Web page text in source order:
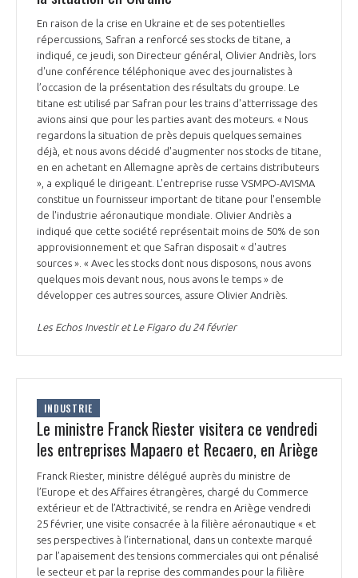
En raison de la crise en Ukraine et de ses potentielles
répercussions, Safran a renforcé ses stocks de titane, a
indiqué, ce jeudi, son Directeur général, Olivier Andriès, lors
d'une conférence téléphonique avec des journalistes à
l’occasion de la présentation des résultats du groupe. Le
titane est utilisé par Safran pour les trains d'atterrissage des
avions ainsi que pour les parties avant des moteurs. « Nous
regardons la situation de près depuis quelques semaines
déjà, et nous avons décidé d'augmenter nos stocks de titane,
en en achetant en Allemagne après de certains distributeurs
», a expliqué le dirigeant. L'entreprise russe VSMPO-AVISMA
constitue un fournisseur important de titane pour l'ensemble
de l'industrie aéronautique mondiale. Olivier Andriès a
indiqué que cette société représentait moins de 50% de son
approvisionnement et que Safran disposait « d'autres
sources ». « Avec les stocks dont nous disposons, nous avons
quelques mois devant nous, nous avons le temps » de
développer ces autres sources, assure Olivier Andriès.
Les Echos Investir et Le Figaro du 24 février
INDUSTRIE
Le ministre Franck Riester visitera ce vendredi
les entreprises Mapaero et Recaero, en Ariège
Franck Riester, ministre délégué auprès du ministre de
l’Europe et des Affaires étrangères, chargé du Commerce
extérieur et de l’Attractivité, se rendra en Ariège vendredi
25 février, une visite consacrée à la filière aéronautique « et
ses perspectives à l’international, dans un contexte marqué
par l’apaisement des tensions commerciales qui ont pénalisé
le secteur et par la reprise des commandes pour la filière